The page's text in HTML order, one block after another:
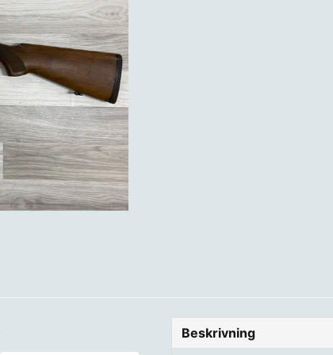
Beskrivning